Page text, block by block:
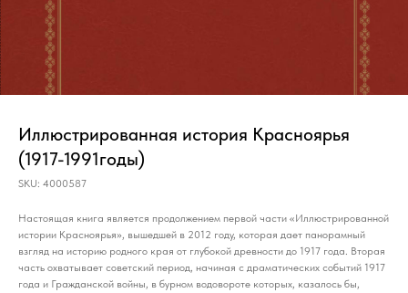
Иллюстрированная история Красноярья
(1917-1991годы)
SKU: 4000587
Настоящая книга является продолжением первой части «Иллюстрированной
истории Красноярья», вышедшей в 2012 году, которая дает панорамный
взгляд на историю родного края от глубокой древности до 1917 года. Вторая
часть охватывает советский период, начиная с драматических событий 1917
года и Гражданской войны, в бурном водовороте которых, казалось бы,